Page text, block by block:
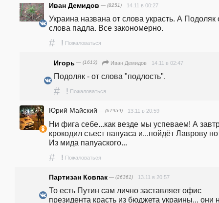
Иван Демидов — (8251) 14.11 в 00:27
Украина названа от слова украсть. А Подоляк
слова падла. Все закономерно.
# ! Пожаловаться
Игорь — (1613) Иван Демидов 14.11 в 02:47
Подоляк - от слова "подлость".
# ! Пожаловаться
Юрий Майский — (67959) 13.11 в 20:59
Ни фига себе...как везде мы успеваем! А
крокодил съест папуаса и...пойдёт Лаврову
Из мида папуаского...
# ! Пожаловаться
Партизан Ковпак — (26361) 13.11 в 20:57
То есть Путин сам лично заставляет офис
президента красть из бюджета украины... они